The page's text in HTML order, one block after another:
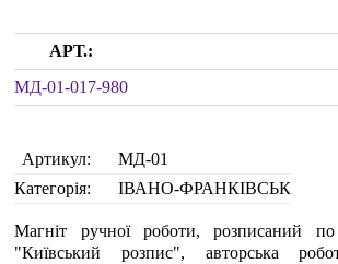
АРТ.:
МД-01-017-980
Артикул:
МД-01
Категорія:
ІВАНО-ФРАНКІВСЬК
Магніт ручної роботи, розписаний
"Київський розпис", авторська